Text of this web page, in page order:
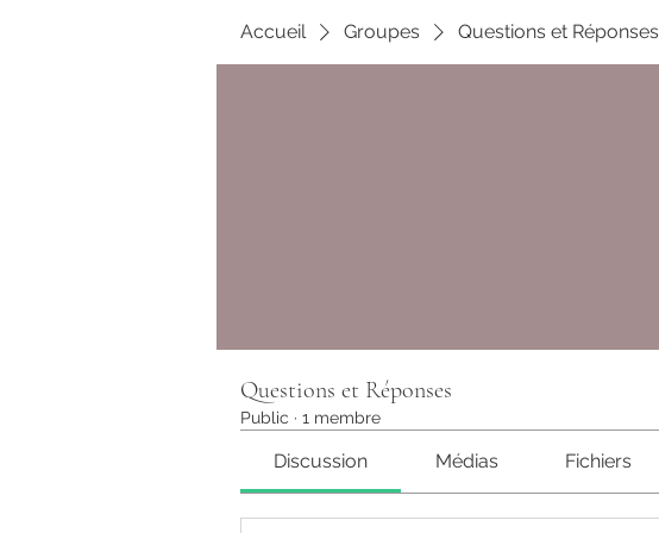
Accueil Groupes Questions et Réponses
Questions et Réponses
Public · 1 membre
Discussion Médias Fichiers